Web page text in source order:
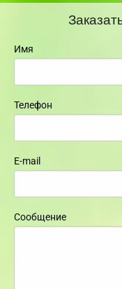
Имя
Телефон
E-mail
Сообщение